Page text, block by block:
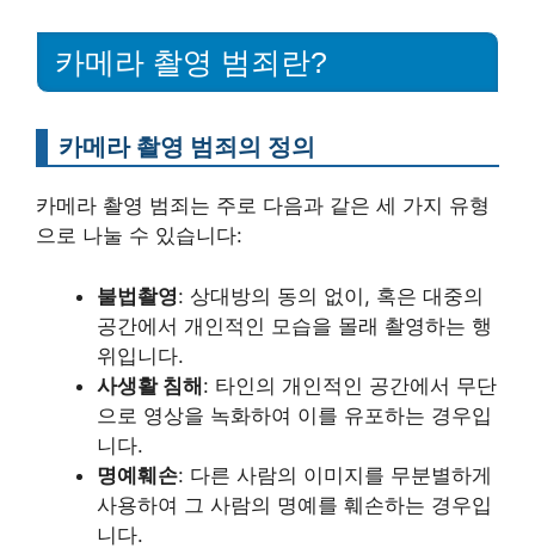
카메라 촬영 범죄란?
카메라 촬영 범죄의 정의
카메라 촬영 범죄는 주로 다음과 같은 세 가지 유형
으로 나눌 수 있습니다:
불법촬영: 상대방의 동의 없이, 혹은 대중의
공간에서 개인적인 모습을 몰래 촬영하는 행
위입니다.
사생활 침해: 타인의 개인적인 공간에서 무단
으로 영상을 녹화하여 이를 유포하는 경우입
니다.
명예훼손: 다른 사람의 이미지를 무분별하게
사용하여 그 사람의 명예를 훼손하는 경우입
니다.